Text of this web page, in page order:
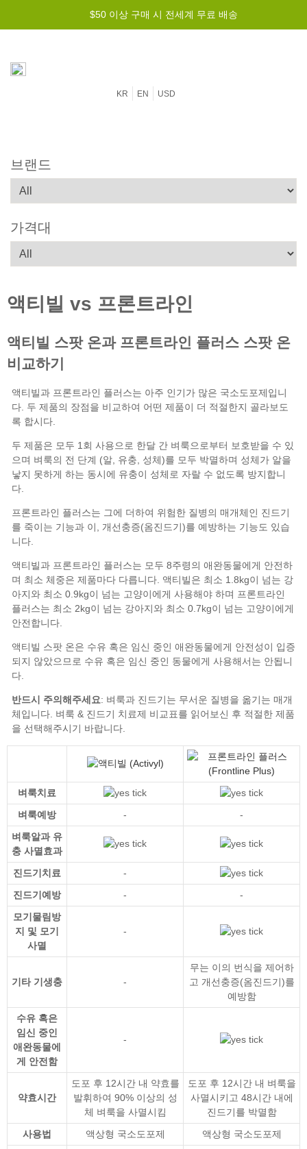
$50 이상 구매 시 전세계 무료 배송
KR EN USD
브랜드
가격대
액티빌 프론트라인 플러스
반드시 주의해주세요
벼룩 & 진드기 치료제 비교표
벼룩치료
벼룩예방
-
-
벼룩알과 유
충 사멸효과
진드기치료
-
진드기예방
-
-
모기물림방
지 및 모기
사멸
-
기타 기생충 -
무는 이의 번식을 제어하
고 개선충증(옴진드기)를
예방함
수유 혹은
임신 중인
애완동물에
게 안전함
-
약효시간
도포 후 12시간 내 약효를
발휘하여 90% 이상의 성
체 벼룩을 사멸시킴
도포 후 12시간 내 벼룩을
사멸시키고 48시간 내에
진드기를 박멸함
사용법
액상형 국소도포제 액상형 국소도포제